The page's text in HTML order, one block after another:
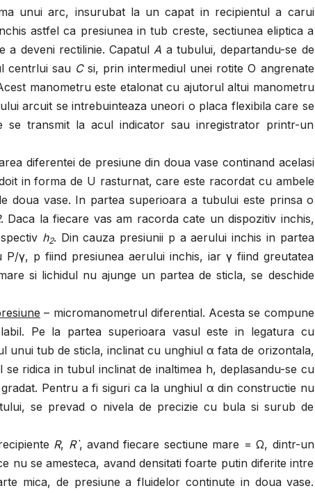
unui arc, insurubat la un capat in recipientul a carui
astfel ca presiunea in tub creste, sectiunea eliptica a
a deveni rectilinie. CapatulA a tubului, departandu-se de
centrlui sau Csi, prin intermediul unei rotite O angrenate
manometru este etalonat cu ajutorul altui manometru
arcuit se intrebuinteaza uneori o placa flexibila care se
se transmit la acul indicator sau inregistrator printr-un
diferentei de presiune din doua vase continand acelasi
in forma de U rasturnat, care este racordat cu ambele
doua vase. In partea superioara a tubului este prinsa o
. Daca la fiecare vas am racorda cate un dispozitiv inchis,
h2. Din cauza presiunii p a aerului inchis in partea
γ, p fiind presiunea aerului inchis, iar γ fiind greutatea
si lichidul nu ajunge un partea de sticla, se deschide
– micromanometrul diferential. Acesta se compune
Pe la partea superioara vasul este in legatura cu
unui tub de sticla, inclinat cu unghiul α fata de orizontala,
se ridica in tubul inclinat de inaltimea h, deplasandu-se cu
Pentru a fi siguri ca la unghiul α din constructie nu
se prevad o nivela de precizie cu bula si surub de
R, R`, avand fiecare sectiune mare = Ω, dintr-un
nu se amesteca, avand densitati foarte putin diferite intre
mica, de presiune a fluidelor continute in doua vase.